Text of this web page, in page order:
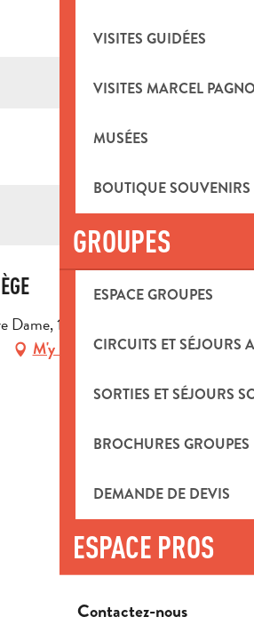
VISITES GUIDÉES
VISITES MARCEL
MUSÉES
BOUTIQUE
GROUPES
ESPACE GROUPES
CIRCUITS ET SÉJOURS
SORTIES ET SÉJOURS
BROCHURES GROUPES
DEMANDE DE DEVIS
ESPACE PROS
Contactez-nous
13780 Cuges-les-Pins
M'y rendre